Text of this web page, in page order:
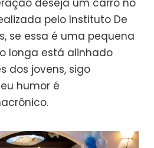
deseja um carro no
pelo Instituto De
se essa é uma pequena
longa está alinhado
dos jovens, sigo
humor é